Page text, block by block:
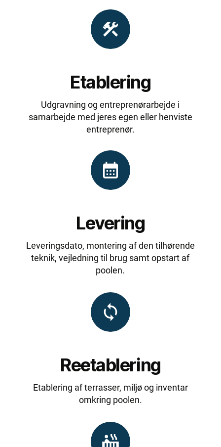
Etablering
Udgravning og entreprenørarbejde i
samarbejde med jeres egen eller henviste
entreprenør.
Levering
Leveringsdato, montering af den tilhørende
teknik, vejledning til brug samt opstart af
poolen.
Reetablering
Etablering af terrasser, miljø og inventar
omkring poolen.